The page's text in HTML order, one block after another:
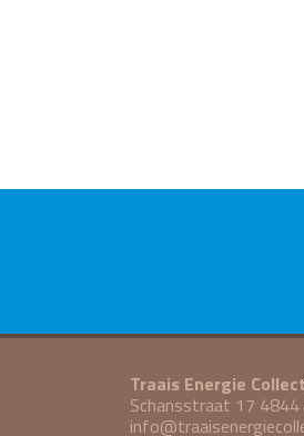
Traais Energie
Schansstraat 17 4844